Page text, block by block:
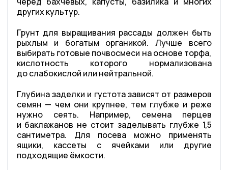
других культур.
Грунт для выращивания рассады должен быть
рыхлым и богатым органикой. Лучше всего
выбирать готовые почвосмеси на основе торфа,
кислотность которого нормализована
до слабокислой или нейтральной.
Глубина заделки и густота зависят от размеров
семян — чем они крупнее, тем глубже и реже
нужно сеять. Например, семена перцев
и баклажанов не стоит заделывать глубже 1,5
сантиметра. Для посева можно применять
ящики, кассеты с ячейками или другие
подходящие ёмкости.